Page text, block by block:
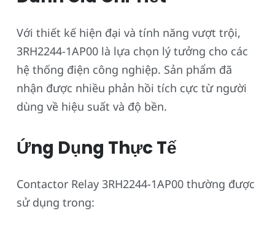
Với thiết kế hiện đại và tính năng vượt trội,
3RH2244-1AP00 là lựa chọn lý tưởng cho các
hệ thống điện công nghiệp. Sản phẩm đã
nhận được nhiều phản hồi tích cực từ người
dùng về hiệu suất và độ bền.
Ứng Dụng Thực Tế
Contactor Relay 3RH2244-1AP00 thường được
sử dụng trong: